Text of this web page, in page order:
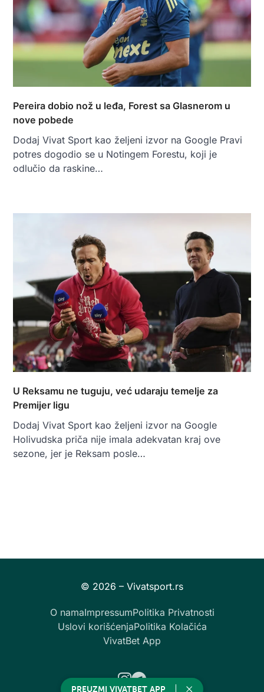
Pereira dobio nož u leđa, Forest sa Glasnerom u
nove pobede
Dodaj Vivat Sport kao željeni izvor na Google Pravi
potres dogodio se u Notingem Forestu, koji je
odlučio da raskine…
U Reksamu ne tuguju, već udaraju temelje za
Premijer ligu
Dodaj Vivat Sport kao željeni izvor na Google
Holivudska priča nije imala adekvatan kraj ove
sezone, jer je Reksam posle…
O namaImpressumPolitika Privatnosti
Uslovi korišćenjaPolitika Kolačića
VivatBet App
PREUZMI VIVATBET APP